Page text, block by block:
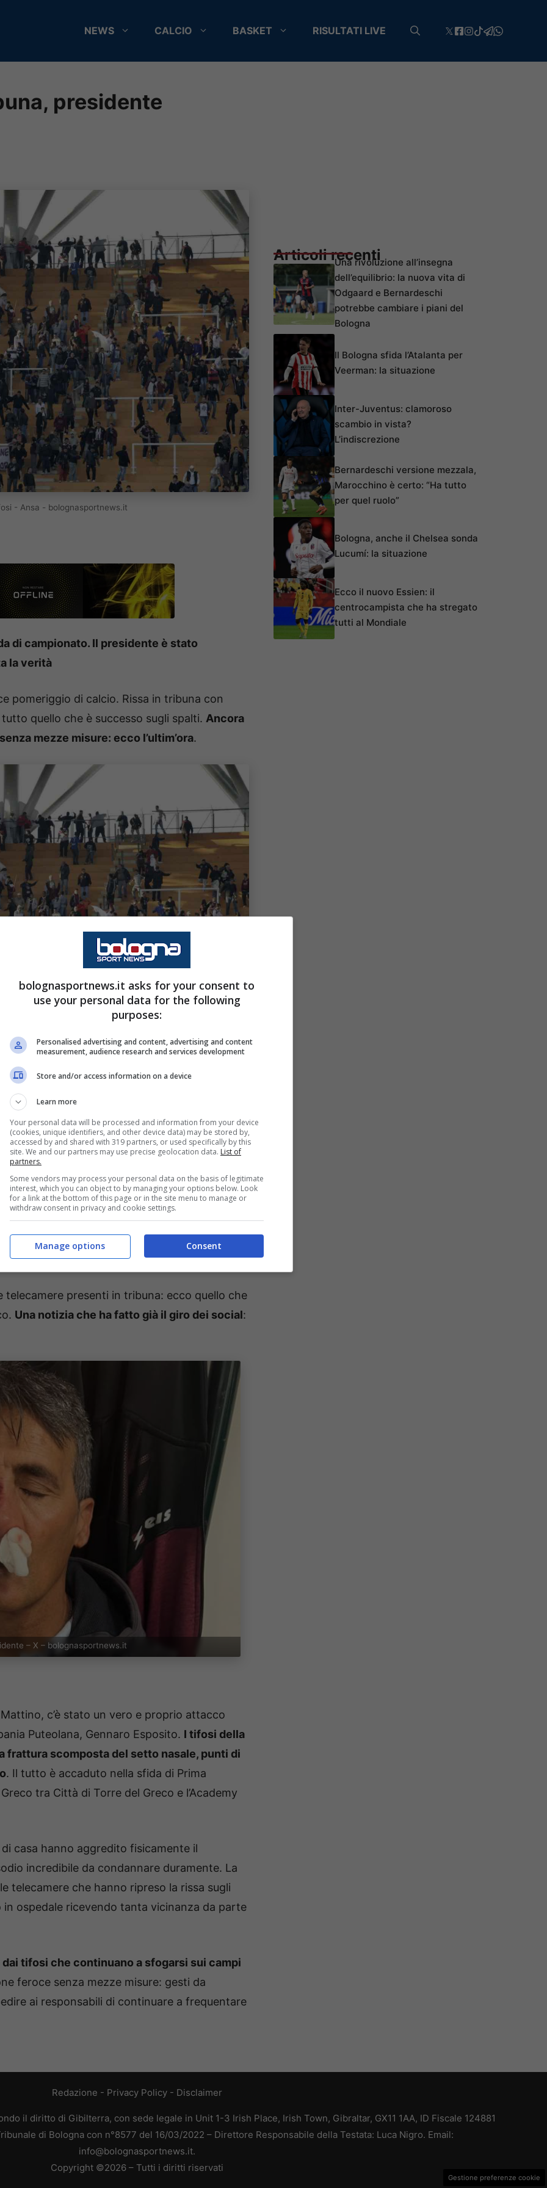
NEWS CALCIO BASKET RISULTATI LIVE
presidente
- Ansa - bolognasportnews.it
di campionato. Il presidente è stato
la verità
pomeriggio di calcio. Rissa in tribuna con
quello che è successo sugli spalti. Ancora
mezze misure: ecco l’ultim’ora.
– Ansa – bolognasportnews.it
tempo il calcio italiano . Ancora un epsiodio
minore: il presidente di una squadra è
squadra di casa. C’è stata tanta paura ed
dalla diretta tv.Conosciamo nel dettaglio
del club della squadra campana.
di campionato: con il
telecamere presenti in tribuna: ecco quello che
Una notizia che ha fatto già il giro dei social:
– X – bolognasportnews.it
c’è stato un vero e proprio attacco
Puteolana, Gennaro Esposito. I tifosi della
frattura scomposta del setto nasale, punti di
. Il tutto è accaduto nella sfida di Prima
tra Città di Torre del Greco e l’Academy
casa hanno aggredito fisicamente il
incredibile da condannare duramente. La
telecamere che hanno ripreso la rissa sugli
ospedale ricevendo tanta vicinanza da parte
tifosi che continuano a sfogarsi sui campi
feroce senza mezze misure: gesti da
ai responsabili di continuare a frequentare
Articoli recentiUna rivoluzione all’insegna
dell’equilibrio: la nuova vita di
Odgaard e Bernardeschi
potrebbe cambiare i piani del
Bologna
Il Bologna sfida l’Atalanta per
Veerman: la situazione
Inter-Juventus: clamoroso
scambio in vista?
L’indiscrezione
Bernardeschi versione mezzala,
Marocchino è certo: “Ha tutto
per quel ruolo”
Bologna, anche il Chelsea sonda
Lucumí: la situazione
Ecco il nuovo Essien: il
centrocampista che ha stregato
tutti al Mondiale
Redazione - Privacy Policy- Disclaimer
il diritto di Gibilterra, con sede legale in Unit 1-3 Irish Place, Irish Town, Gibraltar, GX11 1AA, ID Fiscale 124881
di Bologna con n°8577 del 16/03/2022 – Direttore Responsabile della Testata: Luca Nigro. Email:
info@bolognasportnews.it.
Copyright ©2026 – Tutti i diritti riservati
Gestione preferenze cookie
bolognasportnews.it asks for your consent to
use your personal data for the following
purposes:
Personalised advertising and content, advertising and content
measurement, audience research and services development
Store and/or access information on a device
Learn more
Your personal data will be processed and information from your device
(cookies, unique identifiers, and other device data) may be stored by,
accessed by and shared with 319 partners, or used specifically by this
site. We and our partners may use precise geolocation data. List of
partners.
Some vendors may process your personal data on the basis of legitimate
interest, which you can object to by managing your options below. Look
for a link at the bottom of this page or in the site menu to manage or
withdraw consent in privacy and cookie settings.
Consent
Manage options